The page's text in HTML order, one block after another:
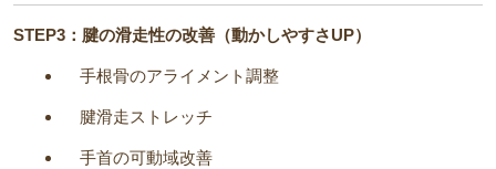
STEP3：腱の滑走性の改善（動かしやすさUP）
手根骨のアライメント調整
腱滑走ストレッチ
手首の可動域改善